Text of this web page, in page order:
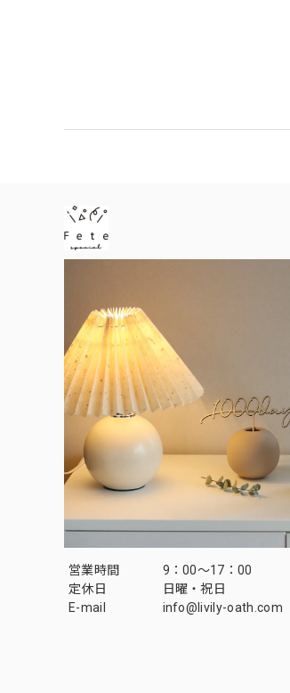
営業時間
9：00～17：00
定休日
日曜・祝日
E-mail
info@livily-oath.com